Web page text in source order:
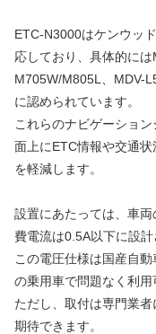
ETC-N3000はケンウッ
応しており、具体的に
M705W/M805L、MDV-
に認められています。
これらのナビゲーショ
面上にETC情報や交通
を軽減します。
設置にあたっては、車
費電流は0.5A以下に設計
この電圧仕様は国産自
の乗用車で問題なく利用
ただし、取付は専門業
期待できます。